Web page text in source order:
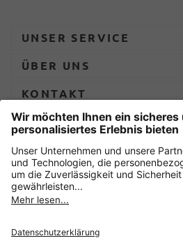
UNSER SERVICE
ÜBER UNS
KONTAKT
ZAHLUNG UND
Sicher einkaufen